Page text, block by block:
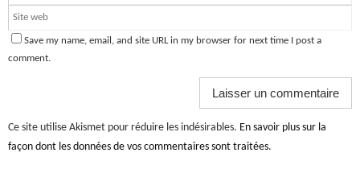
Save my name, email, and site URL in my browser for next time I post a
comment.
Ce site utilise Akismet pour réduire les indésirables. En savoir plus sur la
façon dont les données de vos commentaires sont traitées.